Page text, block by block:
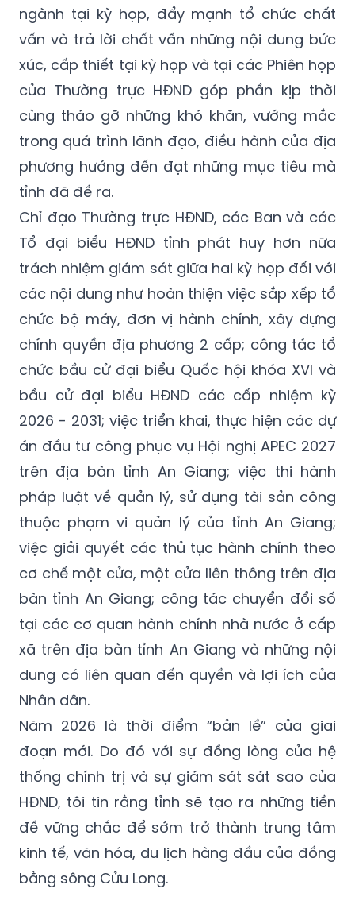
ngành tại kỳ họp, đẩy mạnh tổ chức chất
vấn và trả lời chất vấn những nội dung bức
xúc, cấp thiết tại kỳ họp và tại các Phiên họp
của Thường trực HĐND góp phần kịp thời
cùng tháo gỡ những khó khăn, vướng mắc
trong quá trình lãnh đạo, điều hành của địa
phương hướng đến đạt những mục tiêu mà
tỉnh đã đề ra.
Chỉ đạo Thường trực HĐND, các Ban và các
Tổ đại biểu HĐND tỉnh phát huy hơn nữa
trách nhiệm giám sát giữa hai kỳ họp đối với
các nội dung như hoàn thiện việc sắp xếp tổ
chức bộ máy, đơn vị hành chính, xây dựng
chính quyền địa phương 2 cấp; công tác tổ
chức bầu cử đại biểu Quốc hội khóa XVI và
bầu cử đại biểu HĐND các cấp nhiệm kỳ
2026 - 2031; việc triển khai, thực hiện các dự
án đầu tư công phục vụ Hội nghị APEC 2027
trên địa bàn tỉnh An Giang; việc thi hành
pháp luật về quản lý, sử dụng tài sản công
thuộc phạm vi quản lý của tỉnh An Giang;
việc giải quyết các thủ tục hành chính theo
cơ chế một cửa, một cửa liên thông trên địa
bàn tỉnh An Giang; công tác chuyển đổi số
tại các cơ quan hành chính nhà nước ở cấp
xã trên địa bàn tỉnh An Giang và những nội
dung có liên quan đến quyền và lợi ích của
Nhân dân.
Năm 2026 là thời điểm “bản lề” của giai
đoạn mới. Do đó với sự đồng lòng của hệ
thống chính trị và sự giám sát sát sao của
HĐND, tôi tin rằng tỉnh sẽ tạo ra những tiền
đề vững chắc để sớm trở thành trung tâm
kinh tế, văn hóa, du lịch hàng đầu của đồng
bằng sông Cửu Long.